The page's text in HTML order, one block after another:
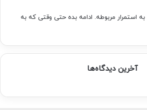
مربوطه. ادامه بده حتی وقتی که به
آخرین دیدگاه‌ها